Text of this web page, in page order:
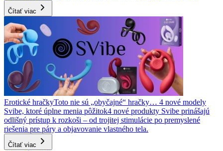
Čítať viac
Erotické hračkyToto nie sú „obyčajné“ hračky… 4 nové modely
Svibe, ktoré úplne menia pôžitok4 nové produkty Svibe prinášajú
odlišný prístup k rozkoši – od trojitej stimulácie po premyslené
riešenia pre páry a objavovanie vlastného tela.
Čítať viac